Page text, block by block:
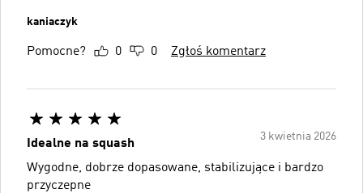
kaniaczyk
Pomocne? 0 0 Zgłoś komentarz
3 kwietnia 2026
Idealne na squash
Wygodne, dobrze dopasowane, stabilizujące i bardzo
przyczepne